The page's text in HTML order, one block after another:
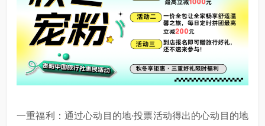
一重福利：通过心动目的地·投票活动得出的心动目的地